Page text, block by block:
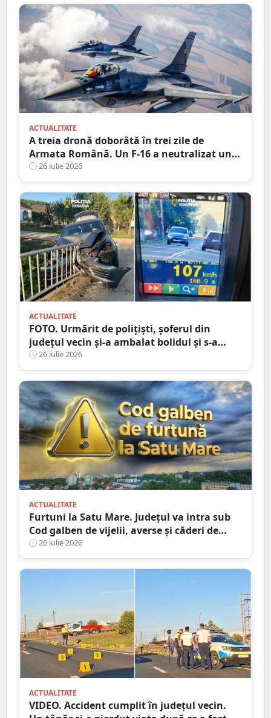
ACTUALITATE
A treia dronă doborâtă în trei zile de
Armata Română. Un F-16 a neutralizat un
aparat fără pilot deasupra Mării Negre
26 iulie 2026
ACTUALITATE
FOTO. Urmărit de polițiști, șoferul din
județul vecin și-a ambalat bolidul și s-a
oprit într-un cap de pod. Apoi a luat-o la
fugă
26 iulie 2026
ACTUALITATE
Furtuni la Satu Mare. Județul va intra sub
Cod galben de vijelii, averse și căderi de
grindină
26 iulie 2026
ACTUALITATE
VIDEO. Accident cumplit în județul vecin.